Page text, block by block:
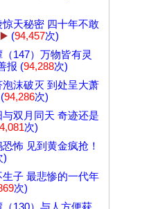
天秘密 四十年不敢
▶️ (94,457次)
147）万物皆有灵
报 (94,288次)
泡沫破灭 到处呈大萧
(94,286次)
双月同天 奇迹还是
次)
怖 见到黄金疯抢！
)
生子 最悲惨的一代年
次)
130）与人方便获